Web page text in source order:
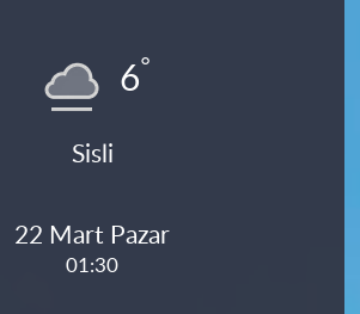
6°
Sisli
22 Mart Pazar
01:30